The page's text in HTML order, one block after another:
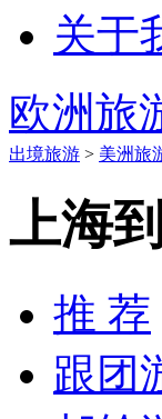
关于
欧洲旅
出境旅游 > 美洲旅
上海
推 荐
跟团